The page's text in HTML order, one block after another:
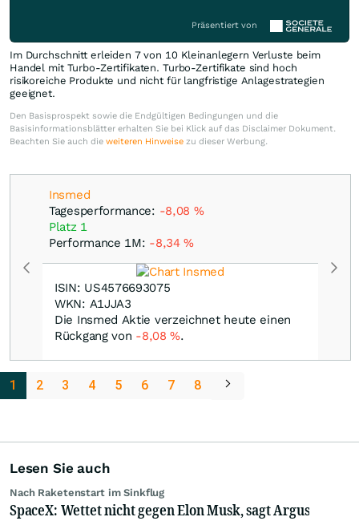
Präsentiert von
Im Durchschnitt erleiden 7 von 10 Kleinanlegern Verluste beim
Handel mit Turbo-Zertifikaten. Turbo-Zertifikate sind hoch
risikoreiche Produkte und nicht für langfristige Anlagestrategien
geeignet.
Den Basisprospekt sowie die Endgültigen Bedingungen und die
Basisinformationsblätter erhalten Sie bei Klick auf das Disclaimer Dokument.
Beachten Sie auch die weiteren Hinweise zu dieser Werbung.
Insmed
Tagesperformance: -8,08 %
Platz 1
Performance 1M: -8,34%
ISIN: US4576693075
WKN: A1JJA3
Die Insmed Aktie verzeichnet heute einen
Rückgang von -8,08%.
1 2 3 4 5 6 7 8
Lesen Sie auch
Nach Raketenstart im Sinkflug
SpaceX: Wettet nicht gegen Elon Musk, sagt Argus